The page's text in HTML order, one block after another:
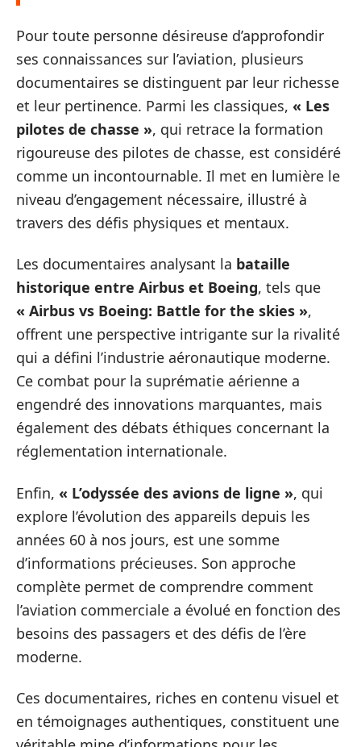
Pour toute personne désireuse d’approfondir
ses connaissances sur l’aviation, plusieurs
documentaires se distinguent par leur richesse
et leur pertinence. Parmi les classiques, « Les
pilotes de chasse », qui retrace la formation
rigoureuse des pilotes de chasse, est considéré
comme un incontournable. Il met en lumière le
niveau d’engagement nécessaire, illustré à
travers des défis physiques et mentaux.
Les documentaires analysant la bataille
historique entre Airbus et Boeing, tels que
« Airbus vs Boeing: Battle for the skies »,
offrent une perspective intrigante sur la rivalité
qui a défini l’industrie aéronautique moderne.
Ce combat pour la suprématie aérienne a
engendré des innovations marquantes, mais
également des débats éthiques concernant la
réglementation internationale.
Enfin, « L’odyssée des avions de ligne », qui
explore l’évolution des appareils depuis les
années 60 à nos jours, est une somme
d’informations précieuses. Son approche
complète permet de comprendre comment
l’aviation commerciale a évolué en fonction des
besoins des passagers et des défis de l’ère
moderne.
Ces documentaires, riches en contenu visuel et
en témoignages authentiques, constituent une